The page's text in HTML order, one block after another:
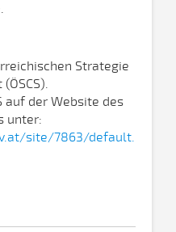
Strategie
auf der Website des
unter:
site/7863/default.